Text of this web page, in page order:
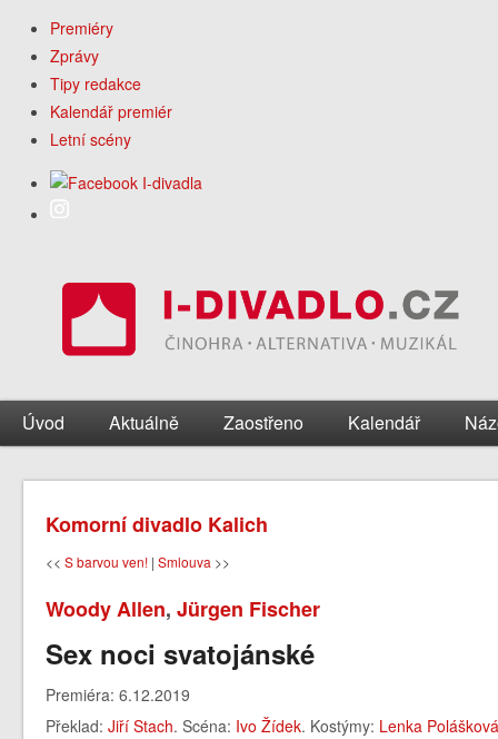
Premiéry
Zprávy
Tipy redakce
Kalendář premiér
Letní scény
Úvod Aktuálně Zaostřeno Kalendář
Komorní divadlo Kalich
<<S barvou ven! |Smlouva >>
Woody Allen,Jürgen Fischer
Sex noci svatojánské
Premiéra: 6.12.2019
Překlad:Jiří Stach. Scéna: Ivo Žídek. Kostýmy: Lenka